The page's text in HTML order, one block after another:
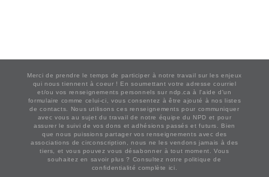
Merci de prendre le temps de participer à notre travail sur les enjeux
qui nous tiennent à coeur ! En soumettant votre adresse courriel
et/ou vos renseignements personnels sur ndp.ca à l'aide d'un
formulaire comme celui-ci, vous consentez à être ajouté à nos listes
de contacts. Nous utilisons ces renseignements pour communiquer
avec vous au sujet du travail de notre équipe du NPD et pour
assurer le suivi de vos dons et adhésions passés et futurs. Bien
que nous puissions partager vos renseignements avec des
associations de circonscription, nous ne les vendons jamais à des
tiers, et vous pouvez vous désabonner à tout moment. Vous
souhaitez en savoir plus ? Consultez notre politique de
confidentialité complète ici.